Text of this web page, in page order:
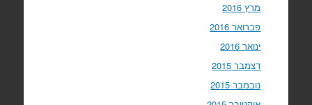
מרץ 2016
פברואר 2016
ינואר 2016
דצמבר 2015
נובמבר 2015